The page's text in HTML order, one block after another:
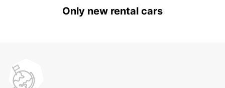
Only new rental cars